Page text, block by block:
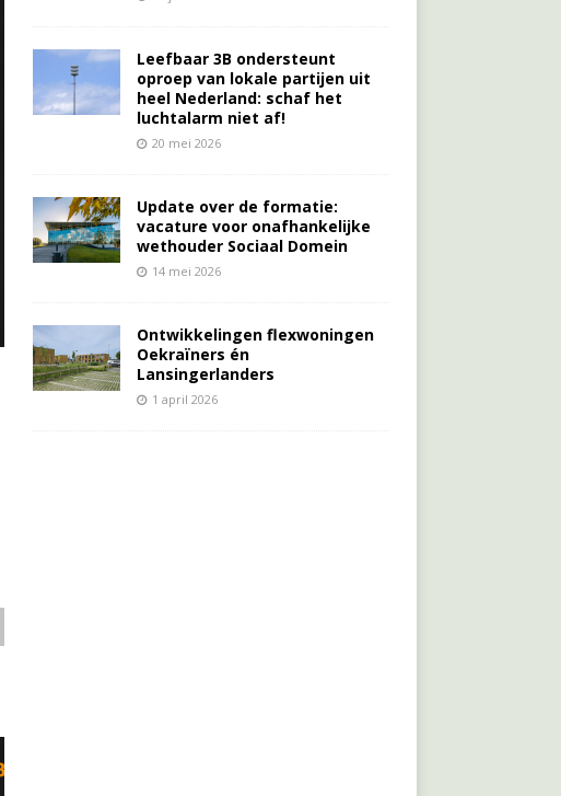
Leefbaar 3B ondersteunt
oproep van lokale partijen uit
heel Nederland: schaf het
luchtalarm niet af!
20 mei 2026
Update over de formatie:
vacature voor onafhankelijke
wethouder Sociaal Domein
14 mei 2026
Ontwikkelingen flexwoningen
Oekraïners én
Lansingerlanders
1 april 2026